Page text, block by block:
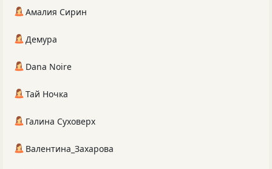
Амалия Сирин
Демура
Dana Noire
Тай Ночка
Галина Суховерх
Валентина_Захарова